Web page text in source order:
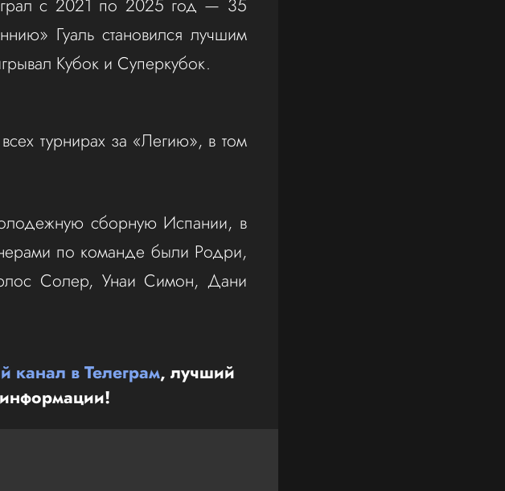
с 2021 по 2025 год — 35
Гуаль становился лучшим
Кубок и Суперкубок.
турнирах за «Легию», в том
сборную Испании, в
по команде были Родри,
Солер, Унаи Симон, Дани
канал в Телеграм, лучший